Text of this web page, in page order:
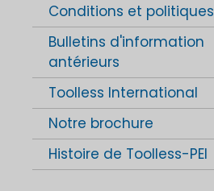
Conditions et politiques
Bulletins d'information
antérieurs
Toolless International
Notre brochure
Histoire de Toolless-PEI